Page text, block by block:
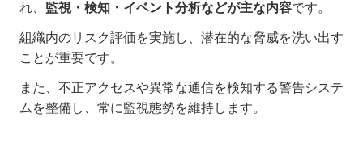
れ、 監視・検知・イベント分析などが主な内容です。
組織内のリスク評価を実施し、潜在的な脅威を洗い出す
ことが重要です。
また、不正アクセスや異常な通信を検知する警告システ
ムを整備し、常に監視態勢を維持します。